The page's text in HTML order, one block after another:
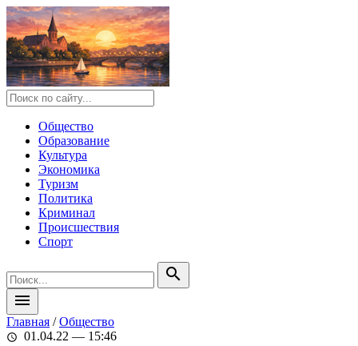
Общество
Образование
Культура
Экономика
Туризм
Политика
Криминал
Происшествия
Спорт
search
menu
Главная /Общество
schedule 01.04.22 — 15:46